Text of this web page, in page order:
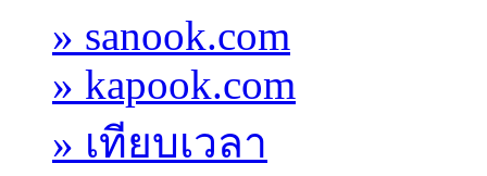
» sanook.com
» kapook.com
» เทียบเวลา